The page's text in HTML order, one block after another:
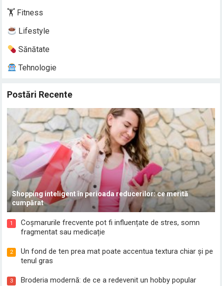
🏋️ Fitness
Lifestyle
Sănătate
Tehnologie
Postări Recente
Shopping inteligent în perioada reducerilor: ce merită
cumpărat
1
Coșmarurile frecvente pot fi influențate de stres, somn
fragmentat sau medicație
2
Un fond de ten prea mat poate accentua textura chiar și pe
tenul gras
3 Broderia modernă: de ce a redevenit un hobby popular